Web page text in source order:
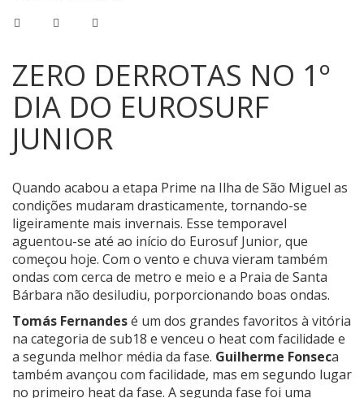
ZERO DERROTAS NO 1º
DIA DO EUROSURF
JUNIOR
Quando acabou a etapa Prime na Ilha de São Miguel as
condições mudaram drasticamente, tornando-se
ligeiramente mais invernais. Esse temporavel
aguentou-se até ao início do Eurosuf Junior, que
começou hoje. Com o vento e chuva vieram também
ondas com cerca de metro e meio e a Praia de Santa
Bárbara não desiludiu, porporcionando boas ondas.
Tomás Fernandesé um dos grandes favoritos à vitória
na categoria de sub18 e venceu o heat com facilidade e
a segunda melhor média da fase. Guilherme Fonseca
também avançou com facilidade, mas em segundo lugar
no primeiro heat da fase. A segunda fase foi uma